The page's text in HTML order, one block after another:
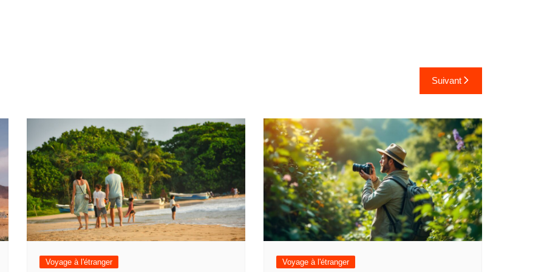
Suivant
Voyage à l'étranger Voyage à l'étranger